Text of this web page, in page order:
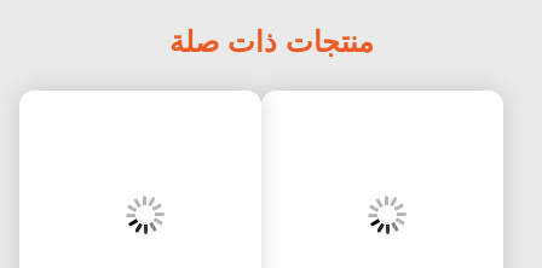
منتجات ذات صلة